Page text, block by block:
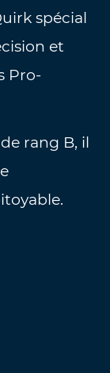
spécial
et
Pro-
rang B, il